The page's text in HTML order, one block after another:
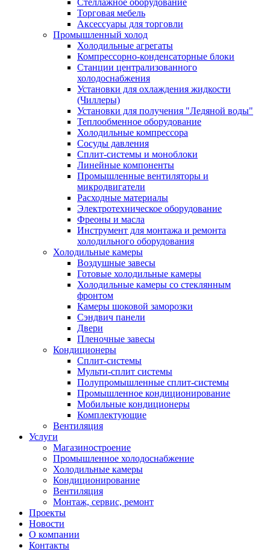
Стеллажное оборудование
Торговая мебель
Аксессуары для торговли
Промышленный холод
Холодильные агрегаты
Компрессорно-конденсаторные блоки
Станции централизованного
холодоснабжения
Установки для охлаждения жидкости
(Чиллеры)
Установки для получения "Ледяной воды"
Теплообменное оборудование
Холодильные компрессора
Сосуды давления
Cплит-системы и моноблоки
Линейные компоненты
Промышленные вентиляторы и
микродвигатели
Расходные материалы
Электротехническое оборудование
Фреоны и масла
Инструмент для монтажа и ремонта
холодильного оборудования
Холодильные камеры
Воздушные завесы
Готовые холодильные камеры
Холодильные камеры со стеклянным
фронтом
Камеры шоковой заморозки
Сэндвич панели
Двери
Пленочные завесы
Кондиционеры
Сплит-системы
Мульти-сплит системы
Полупромышленные сплит-системы
Промышленное кондиционирование
Мобильные кондиционеры
Комплектующие
Вентиляция
Услуги
Магазиностроение
Промышленное холодоснабжение
Холодильные камеры
Кондиционирование
Вентиляция
Монтаж, сервис, ремонт
Проекты
Новости
О компании
Контакты